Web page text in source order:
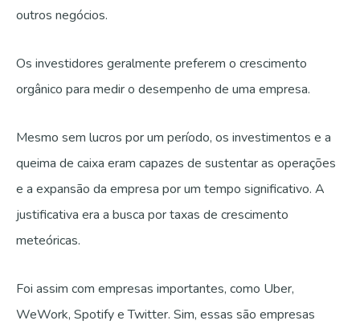
outros negócios.
Os investidores geralmente preferem o crescimento
orgânico para medir o desempenho de uma empresa.
Mesmo sem lucros por um período, os investimentos e a
queima de caixa eram capazes de sustentar as operações
e a expansão da empresa por um tempo significativo. A
justificativa era a busca por taxas de crescimento
meteóricas.
Foi assim com empresas importantes, como Uber,
WeWork, Spotify e Twitter. Sim, essas são empresas